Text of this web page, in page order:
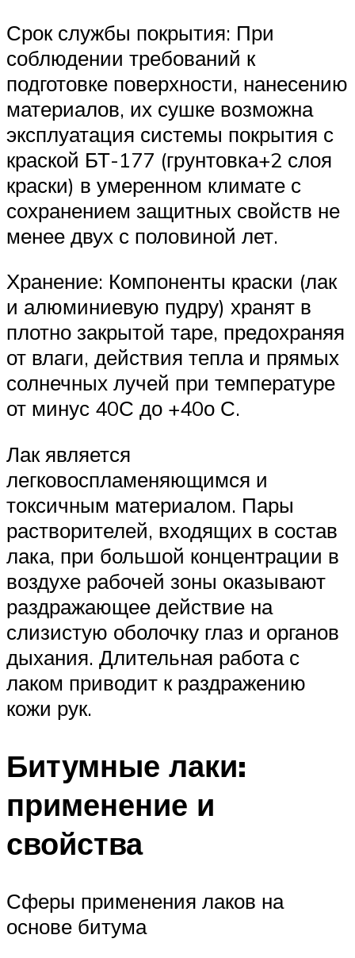
Срок службы покрытия: При
соблюдении требований к
подготовке поверхности, нанесению
материалов, их сушке возможна
эксплуатация системы покрытия с
краской БТ-177 (грунтовка+2 слоя
краски) в умеренном климате с
сохранением защитных свойств не
менее двух с половиной лет.
Хранение: Компоненты краски (лак
и алюминиевую пудру) хранят в
плотно закрытой таре, предохраняя
от влаги, действия тепла и прямых
солнечных лучей при температуре
от минус 40С до +40о С.
Лак является
легковоспламеняющимся и
токсичным материалом. Пары
растворителей, входящих в состав
лака, при большой концентрации в
воздухе рабочей зоны оказывают
раздражающее действие на
слизистую оболочку глаз и органов
дыхания. Длительная работа с
лаком приводит к раздражению
кожи рук.
Битумные лаки:
применение и
свойства
Сферы применения лаков на
основе битума